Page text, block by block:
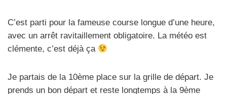
C’est parti pour la fameuse course longue d’une heure,
avec un arrêt ravitaillement obligatoire. La météo est
clémente, c’est déjà ça
Je partais de la 10ème place sur la grille de départ. Je
prends un bon départ et reste longtemps à la 9ème